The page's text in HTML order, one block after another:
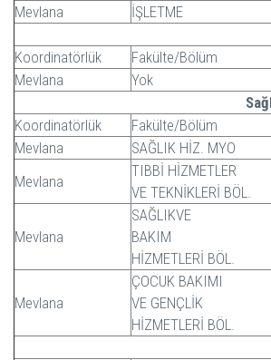
Mevlana
İŞLETME
Koordinatörlük
Fakülte/Bölüm
Mevlana
Yok
Koordinatörlük
Fakülte/Bölüm
Mevlana
SAĞLIK HİZ. MYO
Mevlana
TIBBİ HİZMETLER
VE TEKNİKLERİ BÖL.
Mevlana
SAĞLIKVE
BAKIM
HİZMETLERİ BÖL.
Mevlana
ÇOCUK BAKIMI
VE GENÇLİK
HİZMETLERİ BÖL.